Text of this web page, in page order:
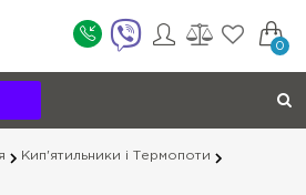
0
Кип'ятильники і Термопоти